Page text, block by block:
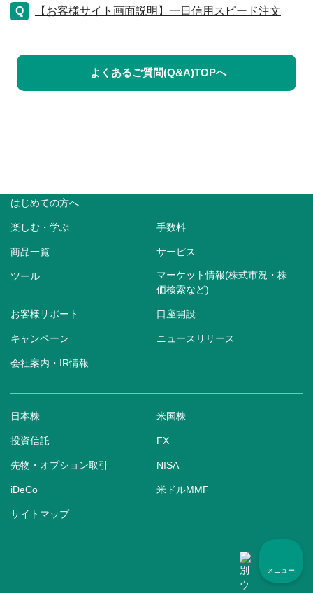
メニュー
【お客様サイト画面説明】一日信用スピード注文
よくあるご質問(Q&A)TOPへ
はじめての方へ
楽しむ・学ぶ 手数料
商品一覧 サービス
ツール
マーケット情報(株式市況・株
価検索など)
お客様サポート 口座開設
キャンペーン ニュースリリース
会社案内・IR情報
日本株 米国株
投資信託 FX
先物・オプション取引 NISA
iDeCo 米ドルMMF
サイトマップ